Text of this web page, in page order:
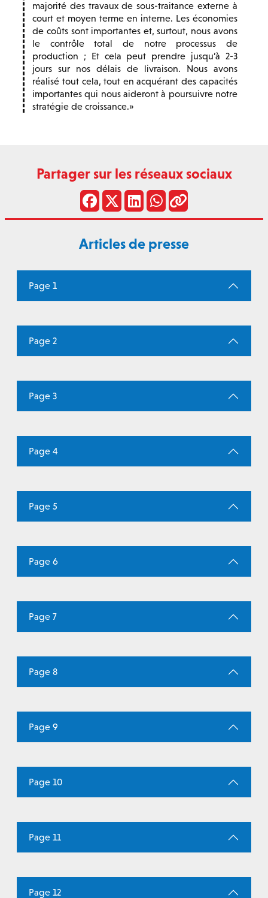
majorité des travaux de sous-traitance externe à
court et moyen terme en interne. Les économies
de coûts sont importantes et, surtout, nous avons
le contrôle total de notre processus de
production ; Et cela peut prendre jusqu’à 2-3
jours sur nos délais de livraison. Nous avons
réalisé tout cela, tout en acquérant des capacités
importantes qui nous aideront à poursuivre notre
stratégie de croissance.
Partager sur les réseaux sociaux
Articles de presse
Page 1
Page 2
Page 3
Page 4
Page 5
Page 6
Page 7
Page 8
Page 9
Page 10
Page 11
Page 12